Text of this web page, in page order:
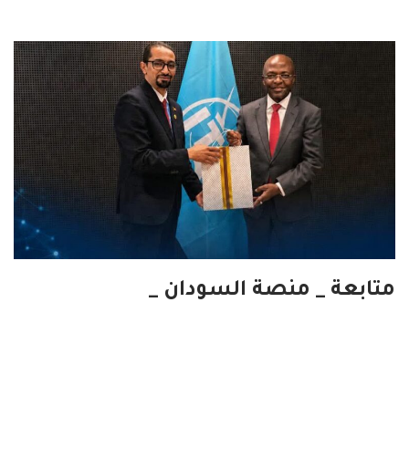
متابعة _ منصة السودان _